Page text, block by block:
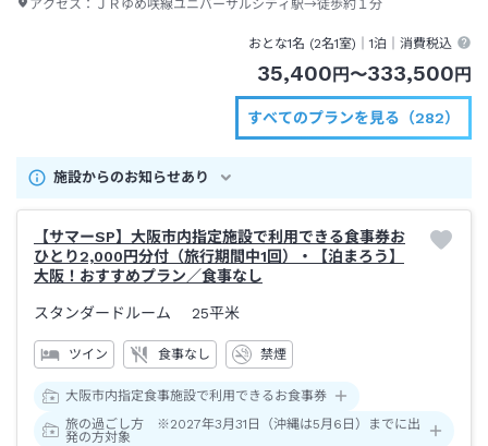
アクセス： ＪＲゆめ咲線ユニバーサルシティ駅→徒歩約１分
おとな1名 (2名1室)｜1泊 ｜消費税込
35,400円〜333,500円
すべてのプランを見る（282）
施設からのお知らせあり
【サマーSP】大阪市内指定施設で利用できる食事券お
ひとり2,000円分付（旅行期間中1回）・【泊まろう】
大阪！おすすめプラン／食事なし
スタンダードルーム 25平米
ツイン 食事なし 禁煙
大阪市内指定食事施設で利用できるお食事券
旅の過ごし方 ※2027年3月31日（沖縄は5月6日）までに出
発の方対象